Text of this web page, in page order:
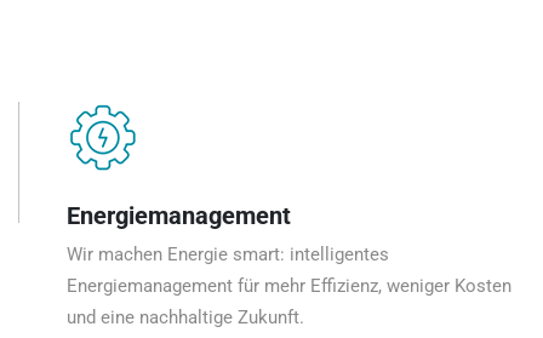
Energiemanagement
Wir machen Energie smart: intelligentes
Energiemanagement für mehr Effizienz, weniger Kosten
und eine nachhaltige Zukunft.